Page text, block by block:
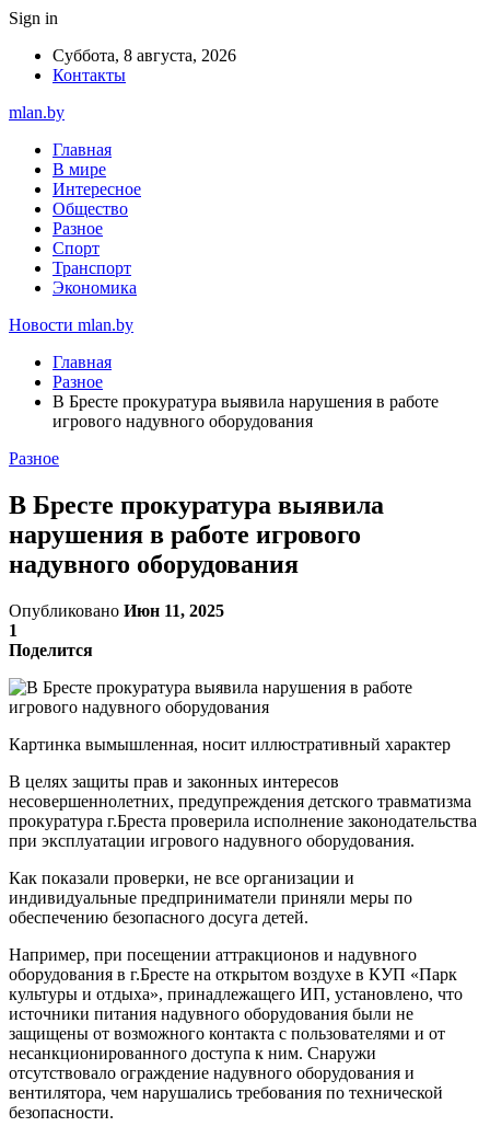
Sign in
Суббота, 8 августа, 2026
Контакты
mlan.by
Главная
В мире
Интересное
Общество
Разное
Спорт
Транспорт
Экономика
Новости mlan.by
Главная
Разное
В Бресте прокуратура выявила нарушения в работе
игрового надувного оборудования
Разное
В Бресте прокуратура выявила
нарушения в работе игрового
надувного оборудования
Опубликовано Июн 11, 2025
1
Поделится
Картинка вымышленная, носит иллюстративный характер
В целях защиты прав и законных интересов
несовершеннолетних, предупреждения детского травматизма
прокуратура г.Бреста проверила исполнение законодательства
при эксплуатации игрового надувного оборудования.
Как показали проверки, не все организации и
индивидуальные предприниматели приняли меры по
обеспечению безопасного досуга детей.
Например, при посещении аттракционов и надувного
оборудования в г.Бресте на открытом воздухе в КУП «Парк
культуры и отдыха», принадлежащего ИП, установлено, что
источники питания надувного оборудования были не
защищены от возможного контакта с пользователями и от
несанкционированного доступа к ним. Снаружи
отсутствовало ограждение надувного оборудования и
вентилятора, чем нарушались требования по технической
безопасности.